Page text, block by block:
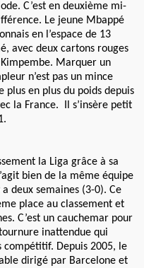
C’est en deuxième mi-
Le jeune Mbappé
en l’espace de 13
avec deux cartons rouges
Marquer un
n’est pas un mince
en plus du poids depuis
la France. Il s’insère petit
la Liga grâce à sa
bien de la même équipe
deux semaines (3-0). Ce
place au classement et
C’est un cauchemar pour
inattendue qui
Depuis 2005, le
dirigé par Barcelone et